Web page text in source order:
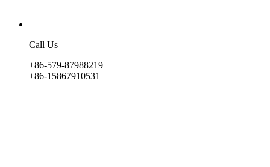
Call Us
+86-579-87988219
+86-15867910531